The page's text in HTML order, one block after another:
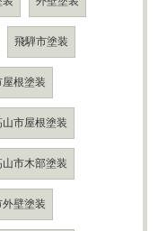
飛騨市塗装
屋根塗装
山市屋根塗装
山市木部塗装
外壁塗装